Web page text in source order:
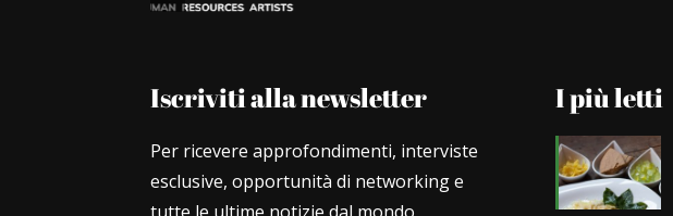
Iscriviti alla newsletter
Per ricevere approfondimenti, interviste
esclusive, opportunità di networking e
I più letti